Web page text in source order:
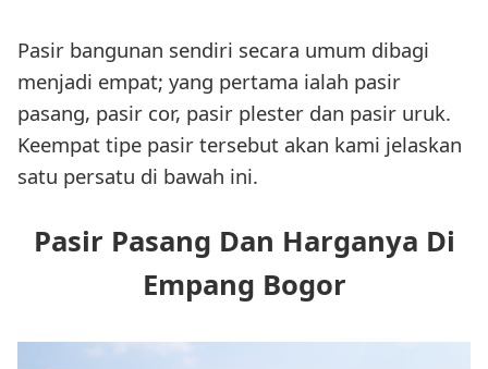
Pasir bangunan sendiri secara umum dibagi
menjadi empat; yang pertama ialah pasir
pasang, pasir cor, pasir plester dan pasir uruk.
Keempat tipe pasir tersebut akan kami jelaskan
satu persatu di bawah ini.
Pasir Pasang Dan Harganya Di
Empang Bogor